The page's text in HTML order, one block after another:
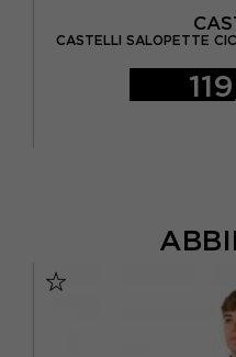
CASTELLI SALOPETTE